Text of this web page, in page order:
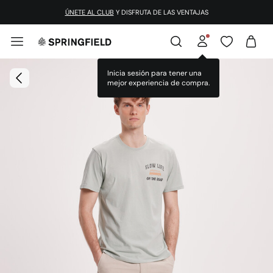
ÚNETE AL CLUB Y DISFRUTA DE LAS VENTAJAS
Inicia sesión para tener una
mejor experiencia de compra.